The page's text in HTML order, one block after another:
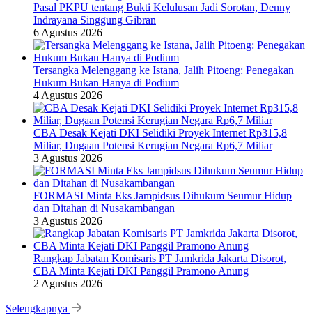
Pasal PKPU tentang Bukti Kelulusan Jadi Sorotan, Denny
Indrayana Singgung Gibran
6 Agustus 2026
Tersangka Melenggang ke Istana, Jalih Pitoeng: Penegakan
Hukum Bukan Hanya di Podium
4 Agustus 2026
CBA Desak Kejati DKI Selidiki Proyek Internet Rp315,8
Miliar, Dugaan Potensi Kerugian Negara Rp6,7 Miliar
3 Agustus 2026
FORMASI Minta Eks Jampidsus Dihukum Seumur Hidup
dan Ditahan di Nusakambangan
3 Agustus 2026
Rangkap Jabatan Komisaris PT Jamkrida Jakarta Disorot,
CBA Minta Kejati DKI Panggil Pramono Anung
2 Agustus 2026
Selengkapnya